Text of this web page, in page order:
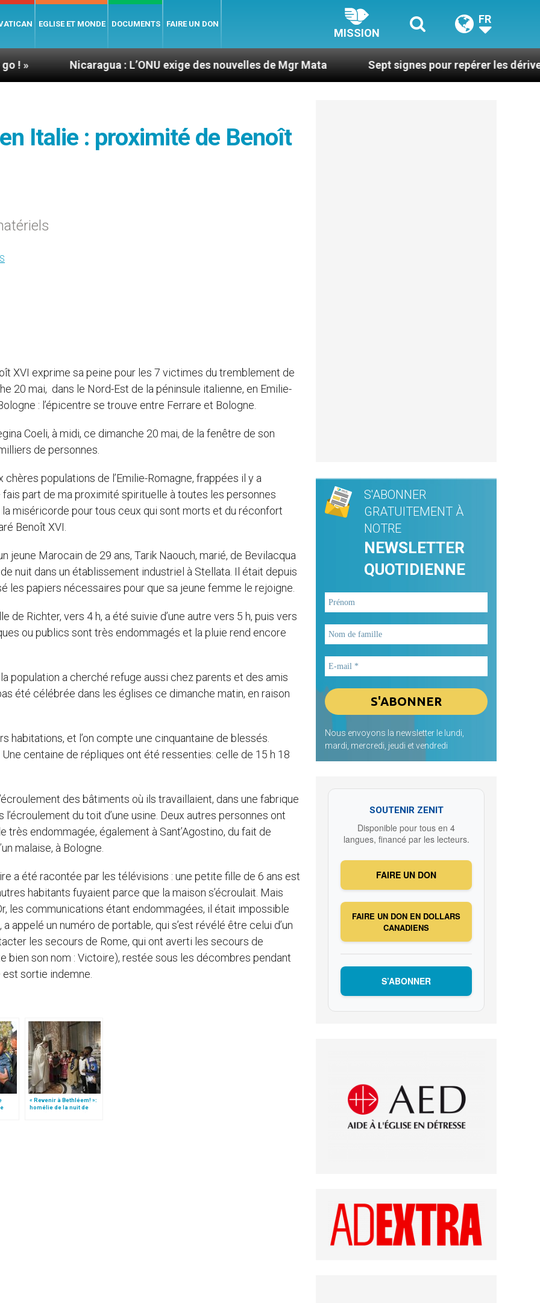
EGLISE ET MONDE DOCUMENTS FAIRE UN DON
MISSION
FR
Nicaragua : L’ONU exige des nouvelles de Mgr Mata Sept signes pour repérer les dérives
Italie : proximité de Benoît
XVI exprime sa peine pour les 7 victimes du tremblement de
20 mai, dans le Nord-Est de la péninsule italienne, en Emilie-
: l’épicentre se trouve entre Ferrare et Bologne.
Coeli, à midi, ce dimanche 20 mai, de la fenêtre de son
de personnes.
populations de l’Emilie-Romagne, frappées il y a
part de ma proximité spirituelle à toutes les personnes
miséricorde pour tous ceux qui sont morts et du réconfort
Benoît XVI.
jeune Marocain de 29 ans, Tarik Naouch, marié, de Bevilacqua
nuit dans un établissement industriel à Stellata. Il était depuis
les papiers nécessaires pour que sa jeune femme le rejoigne.
de Richter, vers 4 h, a été suivie d’une autre vers 5 h, puis vers
ou publics sont très endommagés et la pluie rend encore
population a cherché refuge aussi chez parents et des amis
été célébrée dans les églises ce dimanche matin, en raison
habitations, et l’on compte une cinquantaine de blessés.
centaine de répliques ont été ressenties: celle de 15 h 18
des bâtiments où ils travaillaient, dans une fabrique
du toit d’une usine. Deux autres personnes ont
endommagée, également à Sant’Agostino, du fait de
malaise, à Bologne.
a été racontée par les télévisions : une petite fille de 6 ans est
habitants fuyaient parce que la maison s’écroulait. Mais
les communications étant endommagées, il était impossible
appelé un numéro de portable, qui s’est révélé être celui d’un
les secours de Rome, qui ont averti les secours de
bien son nom : Victoire), restée sous les décombres pendant
sortie indemne.
« Revenir à Bethléem! »:
homélie de la nuit de
Noël (texte complet)
S'ABONNER
GRATUITEMENT À
NOTRE
NEWSLETTER
QUOTIDIENNE
Nous envoyons la newsletter le lundi,
mardi, mercredi, jeudi et vendredi
SOUTENIR ZENIT
Disponible pour tous en 4
langues, financé par les lecteurs.
FAIRE UN DON
FAIRE UN DON EN DOLLARS
CANADIENS
S’ABONNER